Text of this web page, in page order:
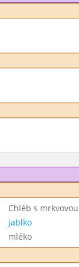
Chléb s
jablko
mléko